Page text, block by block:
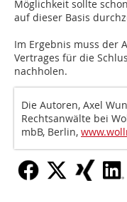
Möglichkeit sollte
auf dieser Basis
Im Ergebnis muss der
Vertrages für die
nachholen.
Die Autoren, Axel
Rechtsanwälte bei
mbB, Berlin,